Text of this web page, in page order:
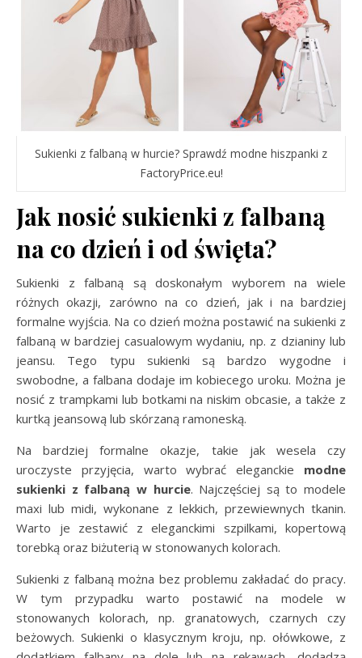
Sukienki z falbaną w hurcie? Sprawdź modne hiszpanki z
FactoryPrice.eu!
Jak nosić sukienki z falbaną
na co dzień i od święta?
Sukienki z falbaną są doskonałym wyborem na wiele
różnych okazji, zarówno na co dzień, jak i na bardziej
formalne wyjścia. Na co dzień można postawić na sukienki z
falbaną w bardziej casualowym wydaniu, np. z dzianiny lub
jeansu. Tego typu sukienki są bardzo wygodne i
swobodne, a falbana dodaje im kobiecego uroku. Można je
nosić z trampkami lub botkami na niskim obcasie, a także z
kurtką jeansową lub skórzaną ramoneską.
Na bardziej formalne okazje, takie jak wesela czy
uroczyste przyjęcia, warto wybrać eleganckie modne
sukienki z falbaną w hurcie. Najczęściej są to modele
maxi lub midi, wykonane z lekkich, przewiewnych tkanin.
Warto je zestawić z eleganckimi szpilkami, kopertową
torebką oraz biżuterią w stonowanych kolorach.
Sukienki z falbaną można bez problemu zakładać do pracy.
W tym przypadku warto postawić na modele w
stonowanych kolorach, np. granatowych, czarnych czy
beżowych. Sukienki o klasycznym kroju, np. ołówkowe, z